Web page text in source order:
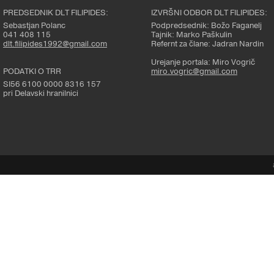
PREDSEDNIK DLT FILIPIDES:
Sebastjan Polanc
041 408 115
dlt.filipides1992@gmail.com
PODATKI O TRR
SI56 6100 0000 8316 157
pri Delavski hranilnici
IZVRŠNI ODBOR DLT FILIPIDES:
Podpredsednik: Božo Faganelj
Tajnik: Marko Paškulin
Refernt za člane: Jadran Nardin
Urejanje portala: Miro Vogrič
miro.vogric@gmail.com